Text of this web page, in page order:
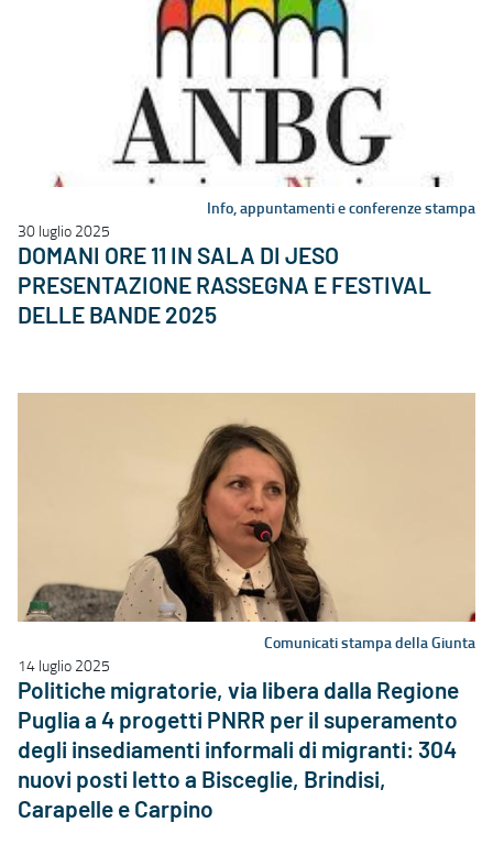
Info, appuntamenti e conferenze stampa
30 luglio 2025
DOMANI ORE 11 IN SALA DI JESO
PRESENTAZIONE RASSEGNA E FESTIVAL
DELLE BANDE 2025
Comunicati stampa della Giunta
14 luglio 2025
Politiche migratorie, via libera dalla Regione
Puglia a 4 progetti PNRR per il superamento
degli insediamenti informali di migranti: 304
nuovi posti letto a Bisceglie, Brindisi,
Carapelle e Carpino